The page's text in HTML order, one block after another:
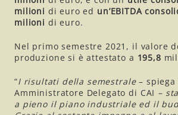
milioni di euro ed un’EBITDA
milioni di euro.
Nel primo semestre 2021, il valore
produzione si è attestato a 195,8
“I risultati della semestrale– spiega
Amministratore Delegato di CAI –
a pieno il piano industriale ed il